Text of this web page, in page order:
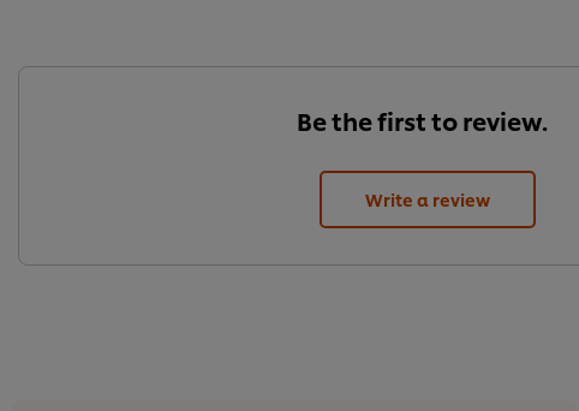
Be the first to review.
Write a review